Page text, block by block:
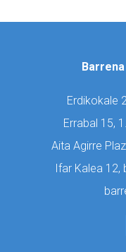
Erdikokale
Errabal 15,
Aita Agirre
Ifar Kalea 12,